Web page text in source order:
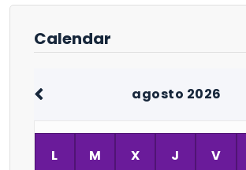
Calendar
agosto 2026
L M X J V